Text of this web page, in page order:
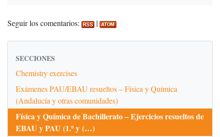
Seguir los comentarios: |
SECCIONES
Chemistry exercises
Exámenes PAU/EBAU resueltos – Física y Química
(Andalucía y otras comunidades)
Física y Química de Bachillerato – Ejercicios resueltos de
EBAU y PAU (1.º y (…)